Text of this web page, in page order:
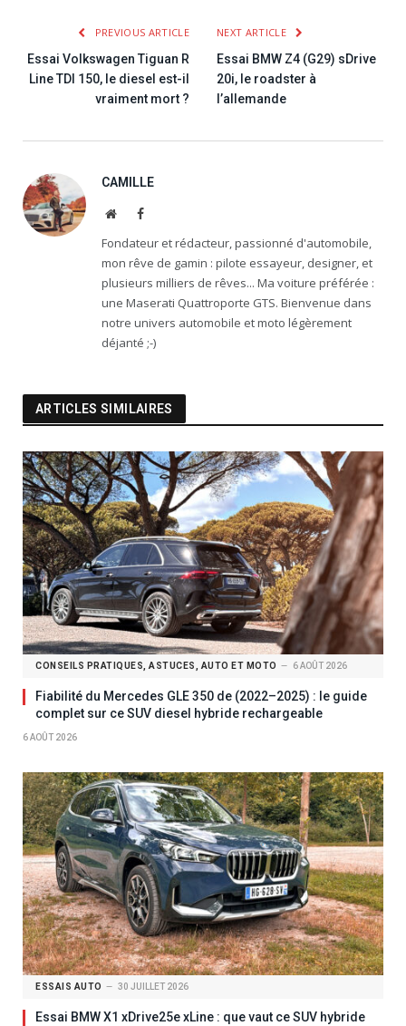
PREVIOUS ARTICLE
Essai Volkswagen Tiguan R
Line TDI 150, le diesel est-il
vraiment mort ?
NEXT ARTICLE
Essai BMW Z4 (G29) sDrive
20i, le roadster à
l’allemande
CAMILLE
WebsiteFacebook
Fondateur et rédacteur, passionné d'automobile,
mon rêve de gamin : pilote essayeur, designer, et
plusieurs milliers de rêves... Ma voiture préférée :
une Maserati Quattroporte GTS. Bienvenue dans
notre univers automobile et moto légèrement
déjanté ;-)
ARTICLES SIMILAIRES
CONSEILS PRATIQUES, ASTUCES, AUTO ET MOTO 6 AOÛT 2026
Fiabilité du Mercedes GLE 350 de (2022–2025) : le guide
complet sur ce SUV diesel hybride rechargeable
6 AOÛT 2026
ESSAIS AUTO 30 JUILLET 2026
Essai BMW X1 xDrive25e xLine : que vaut ce SUV hybride